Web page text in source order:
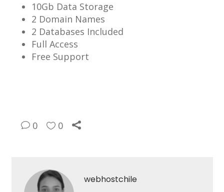
10Gb Data Storage
2 Domain Names
2 Databases Included
Full Access
Free Support
0 0
webhostchile